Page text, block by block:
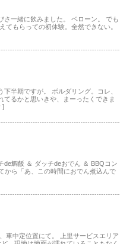
さ一緒に飲みました。 ベローン。 でも
てもらっての初体験。全然できない。
半期ですが。 ボルダリング。コレ、
るかと思いきや、まーったくできま
]
鯛飯 ＆ ダッチdeおでん ＆ BBQコン
から「あ、この時間におでん煮込んで
車中定位置にて。 上里サービスエリア